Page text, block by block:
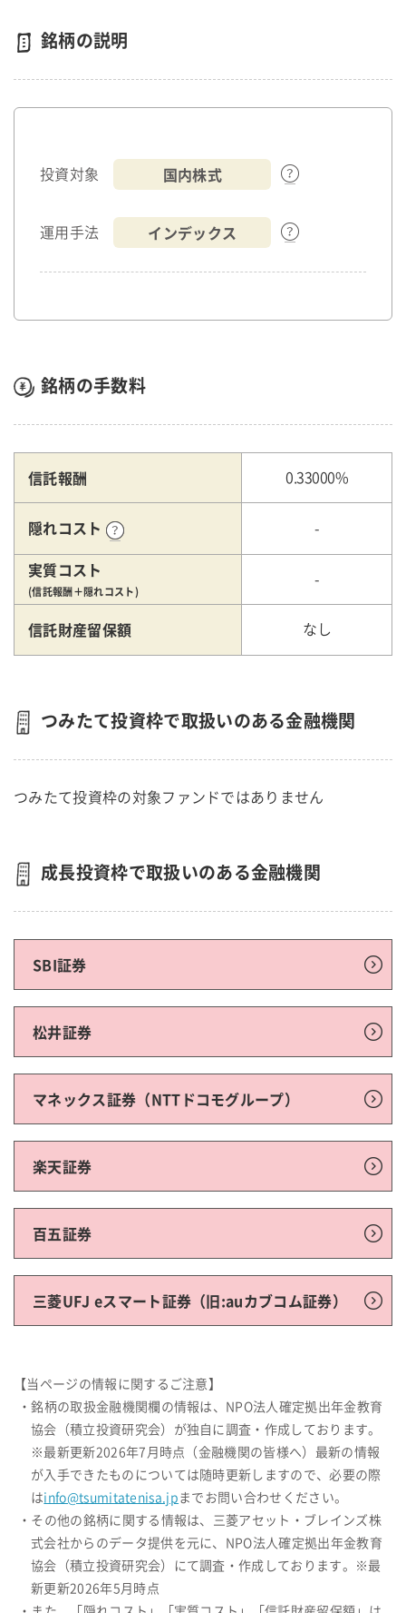
銘柄の説明
投資対象 国内株式
運用手法 インデックス
銘柄の手数料
信託報酬 0.33000%
隠れコスト -
実質コスト
(信託報酬＋隠れコスト)
-
信託財産留保額 なし
つみたて投資枠で取扱いのある金融機関
つみたて投資枠の対象ファンドではありません
成長投資枠で取扱いのある金融機関
SBI証券
松井証券
マネックス証券（NTTドコモグループ）
楽天証券
百五証券
三菱UFJ eスマート証券（旧:auカブコム証券）
【当ページの情報に関するご注意】
・銘柄の取扱金融機関欄の情報は、NPO法人確定拠出年金教育
協会（積立投資研究会）が独自に調査・作成しております。
※最新更新2026年7月時点（金融機関の皆様へ）最新の情報
が入手できたものについては随時更新しますので、必要の際
はinfo@tsumitatenisa.jp までお問い合わせください。
・その他の銘柄に関する情報は、三菱アセット・ブレインズ株
式会社からのデータ提供を元に、NPO法人確定拠出年金教育
協会（積立投資研究会）にて調査・作成しております。※最
新更新2026年5月時点